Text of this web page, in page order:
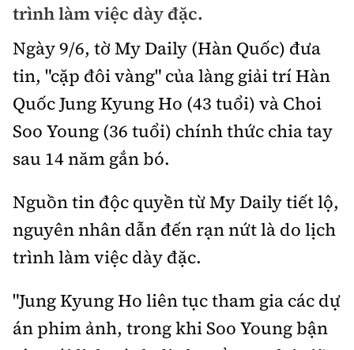
Chuyện dọc đường
Cải chính
Quy hoạch kiến trúc
Vật liệu xây dựng
Giám định chất lượng
Quản lý đô thị
Quản lý
Đường bộ
Hàng không
Đường sắt
Đường sắt tốc độ cao
Đường thủy
Hàng hải
Đường sắt đô thị
Thị trường
Tài chính
Chứng khoán
Doanh nghiệp
Pháp luật
Thanh tra
An ninh hình sự
Điều tra
Pháp đình
An toàn giao thông
Giao thông 24h
ATGT địa phương
Văn hóa giao thông
Chung tay vì ATGT
Chất lượng sống
Giáo dục
Y tế
Lao động - Công đoàn
Văn hóa - Giải Trí
Văn hóa
Showbiz
Điện ảnh
Thể thao
Bóng đá
Bình luận
Công nghệ
trình làm việc dày đặc.
Ngày 9/6, tờ My Daily (Hàn Quốc) đưa
tin, "cặp đôi vàng" của làng giải trí Hàn
Quốc Jung Kyung Ho (43 tuổi) và Choi
Soo Young (36 tuổi) chính thức chia tay
sau 14 năm gắn bó.
Nguồn tin độc quyền từ My Daily tiết lộ,
nguyên nhân dẫn đến rạn nứt là do lịch
trình làm việc dày đặc.
"Jung Kyung Ho liên tục tham gia các dự
án phim ảnh, trong khi Soo Young bận